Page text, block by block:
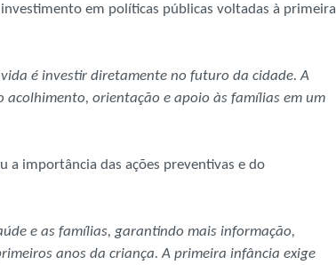
em políticas públicas voltadas à primeira
é investir diretamente no futuro da cidade. A
acolhimento, orientação e apoio às famílias em um
a importância das ações preventivas e do
e as famílias, garantindo mais informação,
anos da criança. A primeira infância exige